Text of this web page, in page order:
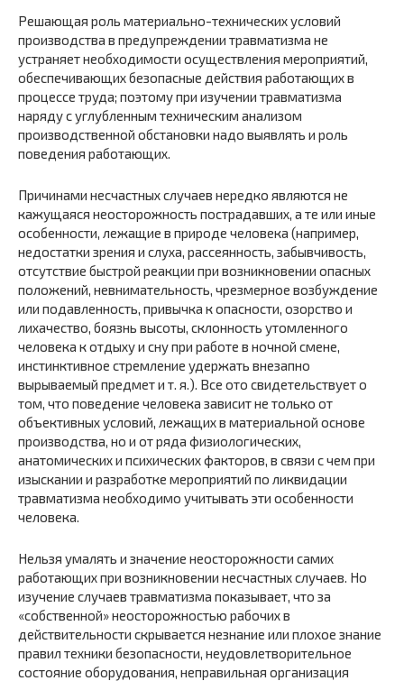
Решающая роль материально-технических условий
производства в предупреждении травматизма не
устраняет необходимости осуществления мероприятий,
обеспечивающих безопасные действия работающих в
процессе труда; поэтому при изучении травматизма
наряду с углубленным техническим анализом
производственной обстановки надо выявлять и роль
поведения работающих.
Причинами несчастных случаев нередко являются не
кажущаяся неосторожность пострадавших, а те или иные
особенности, лежащие в природе человека (например,
недостатки зрения и слуха, рассеянность, забывчивость,
отсутствие быстрой реакции при возникновении опасных
положений, невнимательность, чрезмерное возбуждение
или подавленность, привычка к опасности, озорство и
лихачество, боязнь высоты, склонность утомленного
человека к отдыху и сну при работе в ночной смене,
инстинктивное стремление удержать внезапно
вырываемый предмет и т. я.). Все ото свидетельствует о
том, что поведение человека зависит не только от
объективных условий, лежащих в материальной основе
производства, но и от ряда физиологических,
анатомических и психических факторов, в связи с чем при
изыскании и разработке мероприятий по ликвидации
травматизма необходимо учитывать эти особенности
человека.
Нельзя умалять и значение неосторожности самих
работающих при возникновении несчастных случаев. Но
изучение случаев травматизма показывает, что за
«собственной» неосторожностью рабочих в
действительности скрывается незнание или плохое знание
правил техники безопасности, неудовлетворительное
состояние оборудования, неправильная организация